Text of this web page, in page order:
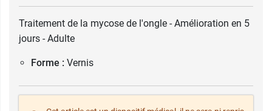
Traitement de la mycose de l'ongle - Amélioration en 5
jours - Adulte
Forme : Vernis